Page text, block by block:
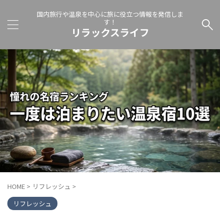
国内旅行や温泉を中心に旅に役立つ情報を発信しま
す！
リラックスライフ
HOME > リフレッシュ >
リフレッシュ